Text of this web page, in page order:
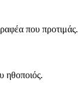
που προτιμάς.
ηθοποιός.